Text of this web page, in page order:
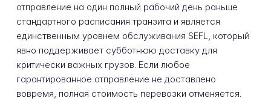
отправление на один полный рабочий день раньше
стандартного расписания транзита и является
единственным уровнем обслуживания SEFL, который
явно поддерживает субботнюю доставку для
критически важных грузов. Если любое
гарантированное отправление не доставлено
вовремя, полная стоимость перевозки отменяется.